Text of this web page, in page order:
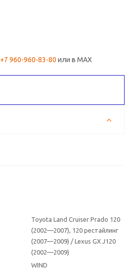
+7 960-960-83-80 или в MAX
Toyota Land Cruiser Prado 120
(2002—2007), 120 рестайлинг
(2007—2009) / Lexus GX J120
(2002—2009)
WIND